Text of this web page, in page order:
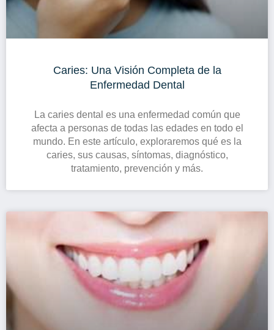
Caries: Una Visión Completa de la
Enfermedad Dental
La caries dental es una enfermedad común que
afecta a personas de todas las edades en todo el
mundo. En este artículo, exploraremos qué es la
caries, sus causas, síntomas, diagnóstico,
tratamiento, prevención y más.